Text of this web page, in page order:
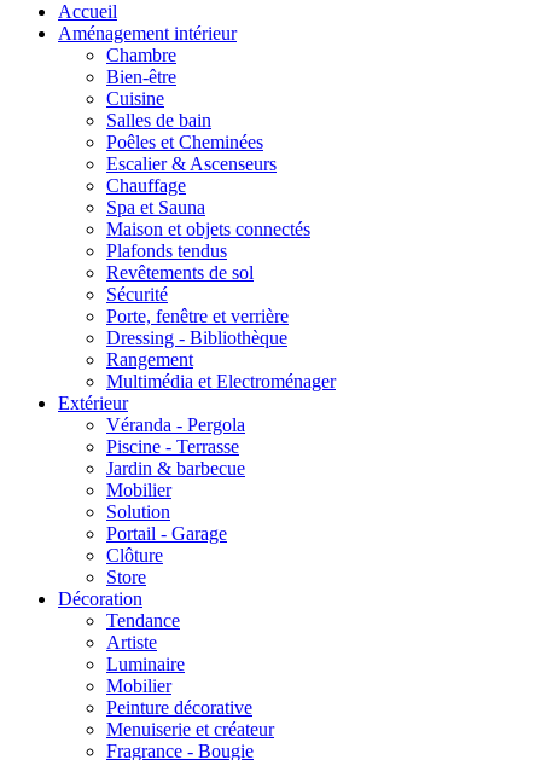
Accueil
Aménagement intérieur
Chambre
Bien-être
Cuisine
Salles de bain
Poêles et Cheminées
Escalier & Ascenseurs
Chauffage
Spa et Sauna
Maison et objets connectés
Plafonds tendus
Revêtements de sol
Sécurité
Porte, fenêtre et verrière
Dressing - Bibliothèque
Rangement
Multimédia et Electroménager
Extérieur
Véranda - Pergola
Piscine - Terrasse
Jardin & barbecue
Mobilier
Solution
Portail - Garage
Clôture
Store
Décoration
Tendance
Artiste
Luminaire
Mobilier
Peinture décorative
Menuiserie et créateur
Fragrance - Bougie